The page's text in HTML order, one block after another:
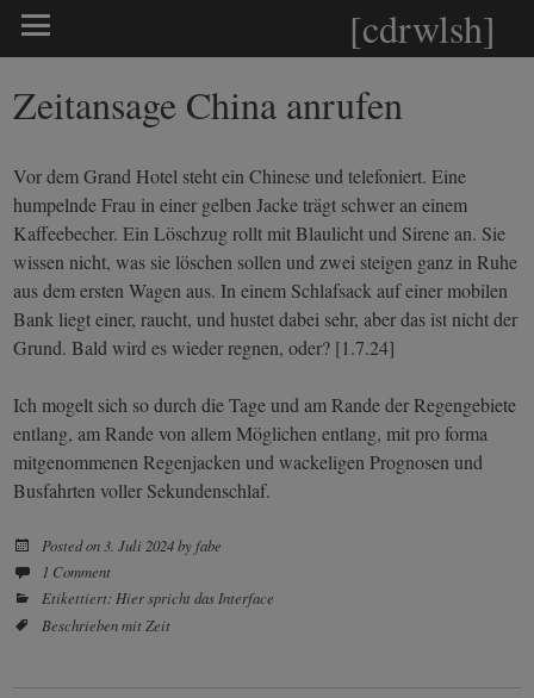
[cdrwlsh]
Zeitansage China anrufen
Vor dem Grand Hotel steht ein Chinese und telefoniert. Eine
humpelnde Frau in einer gelben Jacke trägt schwer an einem
Kaffeebecher. Ein Löschzug rollt mit Blaulicht und Sirene an. Sie
wissen nicht, was sie löschen sollen und zwei steigen ganz in Ruhe
aus dem ersten Wagen aus. In einem Schlafsack auf einer mobilen
Bank liegt einer, raucht, und hustet dabei sehr, aber das ist nicht der
Grund. Bald wird es wieder regnen, oder? [1.7.24]
Ich mogelt sich so durch die Tage und am Rande der Regengebiete
entlang, am Rande von allem Möglichen entlang, mit pro forma
mitgenommenen Regenjacken und wackeligen Prognosen und
Busfahrten voller Sekundenschlaf.
Posted on 3. Juli 2024by fabe
1 Comment
Etikettiert: Hier spricht das Interface
Beschrieben mit Zeit